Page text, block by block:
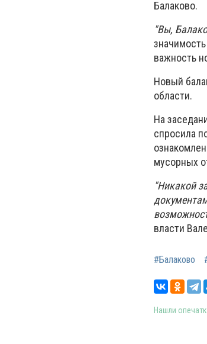
Балаково.
"Вы,
важность
Новый
области.
На
спросила
мусорных
"Никакой
власти
#Балаково
Нашли